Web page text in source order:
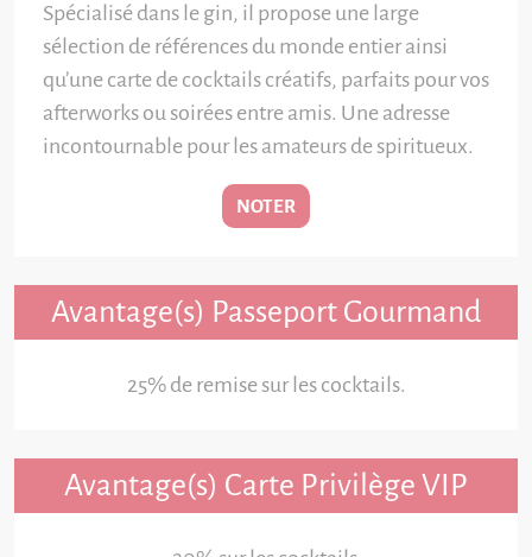
Spécialisé dans le gin, il propose une large
sélection de références du monde entier ainsi
qu’une carte de cocktails créatifs, parfaits pour vos
afterworks ou soirées entre amis. Une adresse
incontournable pour les amateurs de spiritueux.
NOTER
Avantage(s) Passeport Gourmand
25% de remise sur les cocktails.
Avantage(s) Carte Privilège VIP